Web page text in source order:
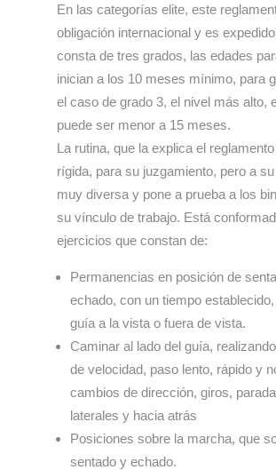
En las categorías elite, este
obligación internacional y es
consta de tres grados, las edades
inician a los 10 meses mínimo, para
el caso de grado 3, el nivel más alto,
puede ser menor a 15 meses.
La rutina, que la explica el
rígida, para su juzgamiento, pero a
muy diversa y pone a prueba a los
su vínculo de trabajo. Está
ejercicios que constan de:
Permanencias en posición de
echado, con un tiempo
guía a la vista o fuera de vista.
Caminar al lado del guía,
de velocidad, paso lento, rápido y
cambios de dirección, giros,
laterales y hacia atrás
Posiciones sobre la marcha, que
sentado y echado.